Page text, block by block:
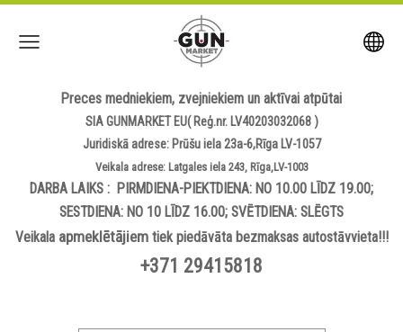
Preces medniekiem, zvejniekiem un aktīvai atpūtai
SIA GUNMARKET EU( Reģ.nr. LV40203032068 )
Juridiskā adrese: Prūšu iela 23a-6,Rīga LV-1057
Veikala adrese: Latgales iela 243, Rīga,LV-1003
DARBA LAIKS : PIRMDIENA-PIEKTDIENA: NO 10.00 LĪDZ 19.00;
SESTDIENA: NO 10 LĪDZ 16.00; SVĒTDIENA: SLĒGTS
Veikala apmeklētājiemtiek piedāvāta bezmaksas autostāvvieta!!!
+371 29415818